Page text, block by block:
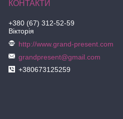
+380 (67) 312-52-59
Вікторія
http://www.grand-present.com
grandpresent@gmail.com
+380673125259